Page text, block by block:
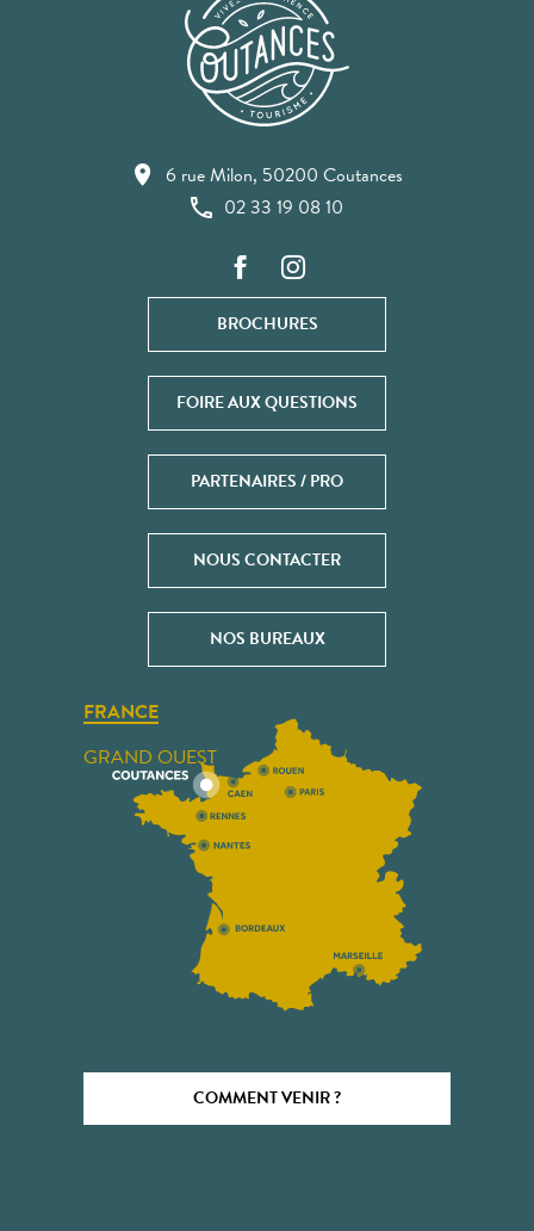
6 rue Milon, 50200 Coutances
02 33 19 08 10
BROCHURES
FOIRE AUX QUESTIONS
PARTENAIRES / PRO
NOUS CONTACTER
NOS BUREAUX
FRANCE
GRAND OUEST
COMMENT VENIR ?